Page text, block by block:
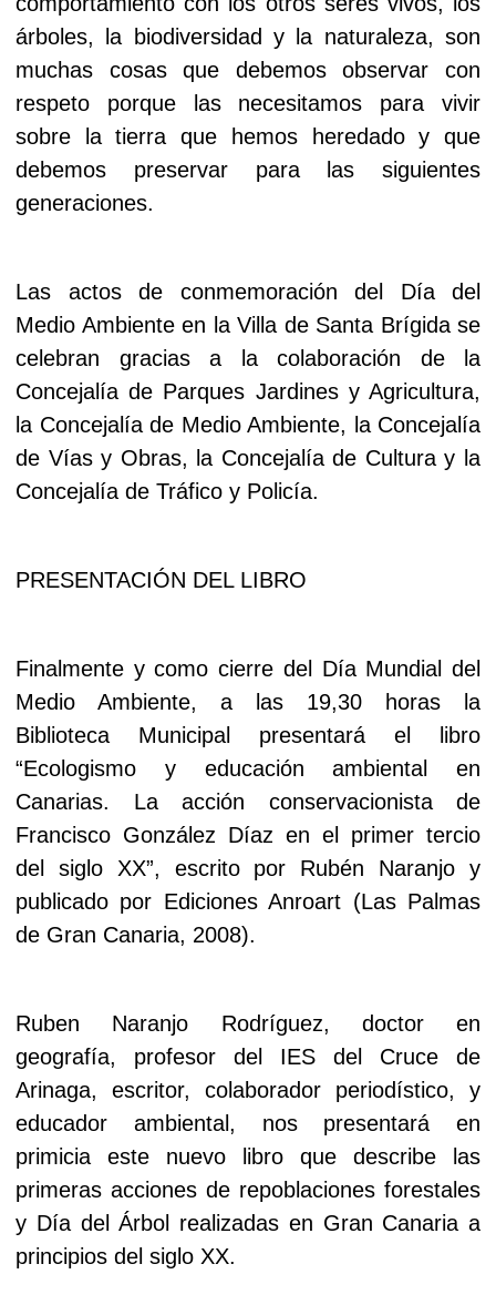
árboles, la biodiversidad y la naturaleza, son
muchas cosas que debemos observar con
respeto porque las necesitamos para vivir
sobre la tierra que hemos heredado y que
debemos preservar para las siguientes
generaciones.
Las actos de conmemoración del Día del
Medio Ambiente en la Villa de Santa Brígida se
celebran gracias a la colaboración de la
Concejalía de Parques Jardines y Agricultura,
la Concejalía de Medio Ambiente, la Concejalía
de Vías y Obras, la Concejalía de Cultura y la
Concejalía de Tráfico y Policía.
PRESENTACIÓN DEL LIBRO
Finalmente y como cierre del Día Mundial del
Medio Ambiente, a las 19,30 horas la
Biblioteca Municipal presentará el libro
“Ecologismo y educación ambiental en
Canarias. La acción conservacionista de
Francisco González Díaz en el primer tercio
del siglo XX”, escrito por Rubén Naranjo y
publicado por Ediciones Anroart (Las Palmas
de Gran Canaria, 2008).
Ruben Naranjo Rodríguez, doctor en
geografía, profesor del IES del Cruce de
Arinaga, escritor, colaborador periodístico, y
educador ambiental, nos presentará en
primicia este nuevo libro que describe las
primeras acciones de repoblaciones forestales
y Día del Árbol realizadas en Gran Canaria a
principios del siglo XX.